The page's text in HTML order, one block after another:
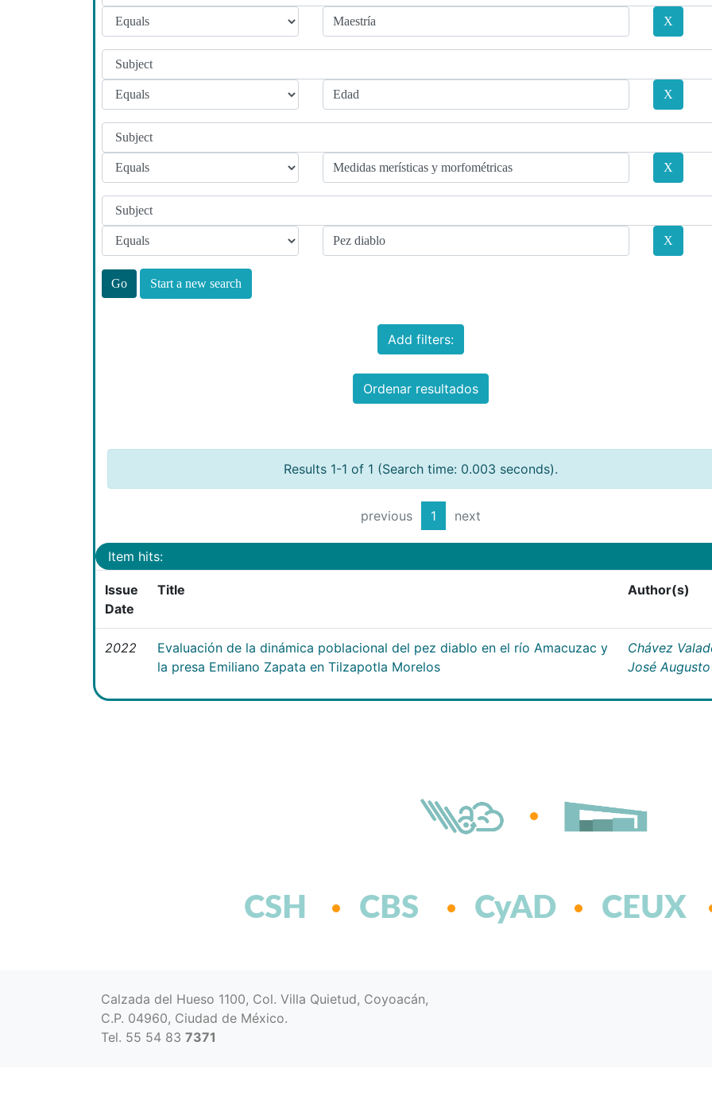
Start a new search
Add filters:
Ordenar resultados
Results 1-1 of 1 (Search time: 0.003 seconds).
previous 1 next
Item hits:
Issue
Date
Title Author(s)
2022
Evaluación de la dinámica poblacional del pez diablo en el río Amacuzac y
la presa Emiliano Zapata en Tilzapotla Morelos
Chávez
José Augusto
CSH CBS CyAD CEUX
Calzada del Hueso 1100, Col. Villa Quietud, Coyoacán,
C.P. 04960, Ciudad de México.
Tel. 55 54 83 7371